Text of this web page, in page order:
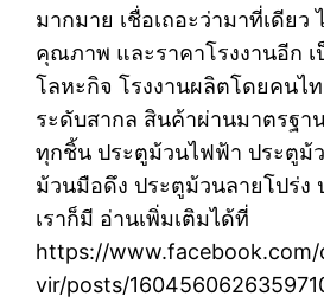
มากมาย เชื่อเถอะว่ามาที่เดียว
คุณภาพ และราคาโรงงานอีก เ
โลหะกิจ โรงงานผลิตโดยคนไ
ระดับสากล สินค้าผ่านมาตรฐา
ทุกชิ้น ประตูม้วนไฟฟ้า ประตูม้
ม้วนมือดึง ประตูม้วนลายโปร่ง
เราก็มี อ่านเพิ่มเติมได้ที่
https://www.facebook.com/
vir/posts/